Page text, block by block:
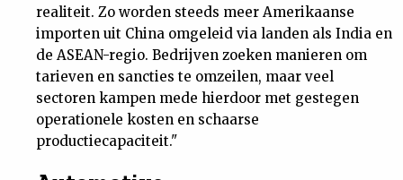
realiteit. Zo worden steeds meer Amerikaanse
importen uit China omgeleid via landen als India en
de ASEAN-regio. Bedrijven zoeken manieren om
tarieven en sancties te omzeilen, maar veel
sectoren kampen mede hierdoor met gestegen
operationele kosten en schaarse
productiecapaciteit."